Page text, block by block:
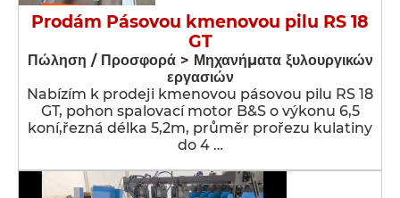
Prodám Pásovou kmenovou pilu RS 18
GT
Πώληση / Προσφορά > Μηχανήματα ξυλουργικών
εργασιών
Nabízím k prodeji kmenovou pásovou pilu RS 18
GT, pohon spalovací motor B&S o výkonu 6,5
koní,řezná délka 5,2m, průměr prořezu kulatiny
do 4 …